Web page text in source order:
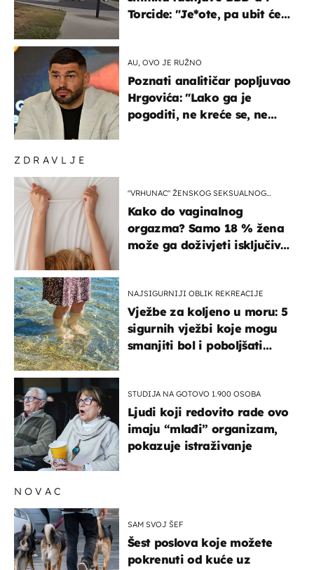
ZDRAVLJE
"VRHUNAC" ŽENSKOG SEKSUALNOG
Kako do vaginalnog
orgazma? Samo 18 % žena
može ga doživjeti isključivo
NAJSIGURNIJI OBLIK REKREACIJE
Vježbe za koljeno u moru: 5
sigurnih vježbi koje mogu
smanjiti bol i poboljšati
STUDIJA NA GOTOVO 1.900 OSOBA
Ljudi koji redovito rade ovo
imaju “mlađi” organizam,
pokazuje istraživanje
Torcide: "Je*ote, pa ubit će
AU, OVO JE RUŽNO
Poznati analitičar popljuvao
Hrgovića: "Lako ga je
pogoditi, ne kreće se, ne
NOVAC
SAM SVOJ ŠEF
Šest poslova koje možete
pokrenuti od kuće uz